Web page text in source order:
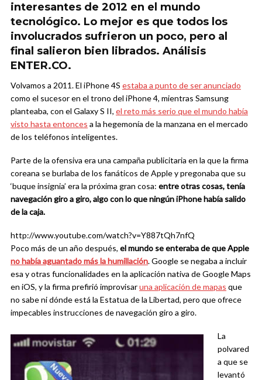
interesantes de 2012 en el mundo
tecnológico. Lo mejor es que todos los
involucrados sufrieron un poco, pero al
final salieron bien librados. Análisis
ENTER.CO.
Volvamos a 2011. El iPhone 4S estaba a punto de ser anunciado
como el sucesor en el trono del iPhone 4, mientras Samsung
planteaba, con el Galaxy S II, el reto más serio que el mundo había
visto hasta entonces a la hegemonía de la manzana en el mercado
de los teléfonos inteligentes.
Parte de la ofensiva era una campaña publicitaria en la que la firma
coreana se burlaba de los fanáticos de Apple y pregonaba que su
‘buque insignia’ era la próxima gran cosa: entre otras cosas, tenía
navegación giro a giro, algo con lo que ningún iPhone había salido
de la caja.
http://www.youtube.com/watch?v=Y887tQh7nfQ
Poco más de un año después, el mundo se enteraba de que Apple
no había aguantado más la humillación. Google se negaba a incluir
esa y otras funcionalidades en la aplicación nativa de Google Maps
en iOS, y la firma prefirió improvisaruna aplicación de mapas que
no sabe ni dónde está la Estatua de la Libertad, pero que ofrece
impecables instrucciones de navegación giro a giro.
La
polvared
a que se
levantó